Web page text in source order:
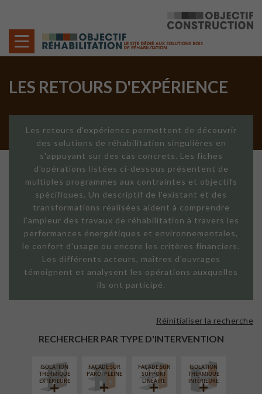
LES RETOURS D'EXPÉRIENCE
Les retours d'expérience permettent de découvrir
des solutions de réhabilitation singulières en
s'appuyant sur des cas concrets. Les fiches
d'opérations listées ci-dessous présentent de
multiples programmes aux contraintes et objectifs
spécifiques. Un descriptif de l'existant et des
transformations réalisées aident à comprendre
l'ampleur des travaux de réhabilitation à travers les
performances énergétiques et environnementales,
le confort d'usage ou encore les critères financiers.
Les différents acteurs, maîtres d'ouvrages
témoignent et analysent les opérations auxquelles
ils ont participé.
RECHERCHER PAR TYPE D'INTERVENTION
Réinitialiser la recherche
ISOLATION
THERMIQUE
EXTÉRIEURE
FAÇADE SUR
PAROI PLEINE
FAÇADE SUR
SUPPORT
LINÉAIRE
ISOLATION
THERMIQUE
INTÉRIEURE
FERMETURE
LOGGIAS